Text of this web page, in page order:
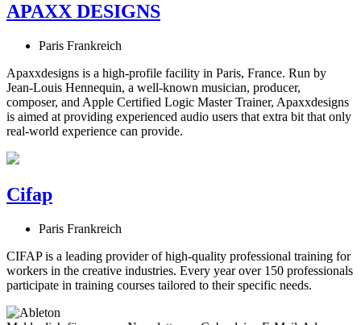
APAXX DESIGNS
Paris Frankreich
Apaxxdesigns is a high-profile facility in Paris, France. Run by
Jean-Louis Hennequin, a well-known musician, producer,
composer, and Apple Certified Logic Master Trainer, Apaxxdesigns
is aimed at providing experienced audio users that extra bit that only
real-world experience can provide.
Cifap
Paris Frankreich
CIFAP is a leading provider of high-quality professional training for
workers in the creative industries. Every year over 150 professionals
participate in training courses tailored to their specific needs.